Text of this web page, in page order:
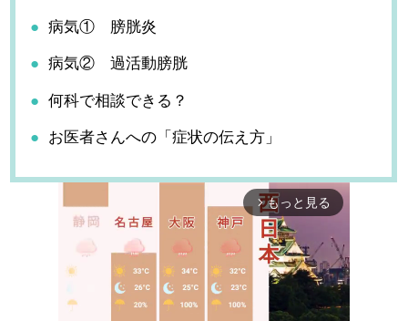
病気① 膀胱炎
病気② 過活動膀胱
何科で相談できる？
お医者さんへの「症状の伝え方」
arrow_forward_ios もっと見る